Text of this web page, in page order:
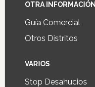
OTRA INFORMACIÓN
Guía Comercial
Otros Distritos
VARIOS
Stop Desahucios